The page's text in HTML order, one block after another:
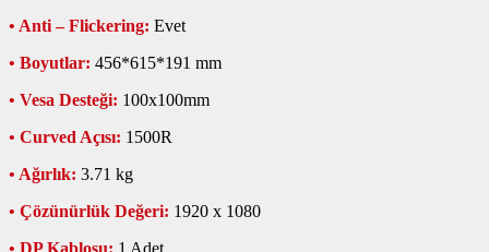
• Anti – Flickering: Evet
• Boyutlar: 456*615*191 mm
• Vesa Desteği: 100x100mm
• Curved Açısı: 1500R
• Ağırlık: 3.71 kg
• Çözünürlük Değeri: 1920 x 1080